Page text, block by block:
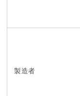
製造者